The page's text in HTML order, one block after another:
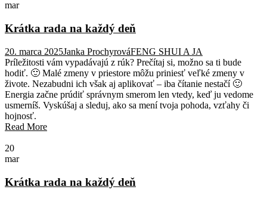
mar
Krátka rada na každý deň
20. marca 2025Janka ProchyrováFENG SHUI A JA
Príležitosti vám vypadávajú z rúk? Prečítaj si, možno sa ti bude
hodiť. 🙂 Malé zmeny v priestore môžu priniesť veľké zmeny v
živote. Nezabudni ich však aj aplikovať – iba čítanie nestačí 🙂
Energia začne prúdiť správnym smerom len vtedy, keď ju vedome
usmerníš. Vyskúšaj a sleduj, ako sa mení tvoja pohoda, vzťahy či
hojnosť.
Read More
20
mar
Krátka rada na každý deň